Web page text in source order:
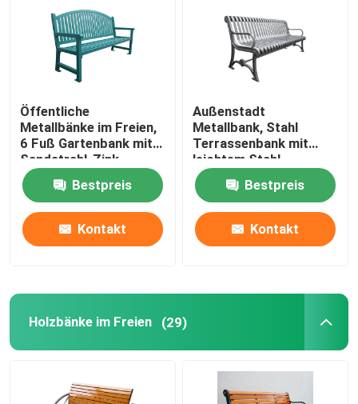
Wiederverwertungsbehälter im Freien
Fahrradparkragen
Außenpollard
Große Pflanzwerke im Freien
Hundemüllbehälter
Metallbaumschutz
Öffentliche
Metallbänke im Freien,
6 Fuß Gartenbank mit
Sandstrahl-Zink-
Spray-Finish
Bestpreis
Kontakt
Außenstadt
Metallbank, Stahl
Terrassenbank mit
leichtem Stahl
Gusseisenmaterial
Bestpreis
Kontakt
Holzbänke im Freien (29)